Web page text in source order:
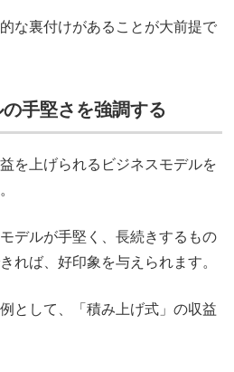
な裏付けがあることが大前提で
手堅さを強調する
を上げられるビジネスモデルを
デルが手堅く、長続きするもの
れば、好印象を与えられます。
として、「積み上げ式」の収益